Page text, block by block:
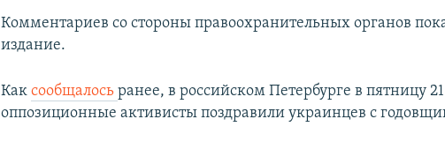
Комментариев со стороны правоохранительных органов
издание.
Каксообщалосьранее, в российском Петербурге в пятницу
оппозиционные активисты поздравили украинцев с